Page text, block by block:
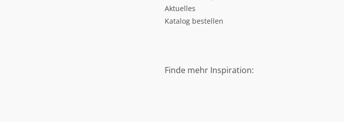
Aktuelles
Katalog bestellen
Finde mehr Inspiration: